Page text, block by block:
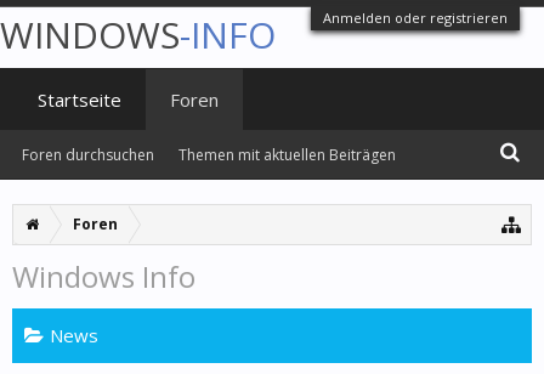
Anmelden oder registrieren
Foren
Windows Info
News
WINDOWS-INFO
Startseite Foren
Foren durchsuchen Themen mit aktuellen Beiträgen